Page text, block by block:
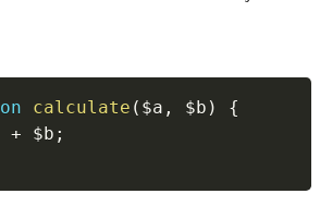
calculate ( $a , $b )
{
+ $b ;